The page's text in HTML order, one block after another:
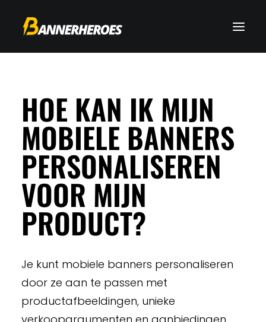
HOE KAN IK MIJN
MOBIELE BANNERS
PERSONALISEREN
VOOR MIJN
PRODUCT?
Je kunt mobiele banners personaliseren
door ze aan te passen met
productafbeeldingen, unieke